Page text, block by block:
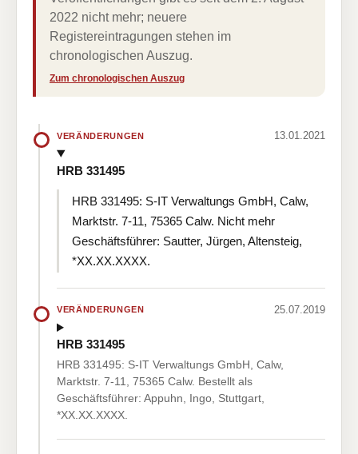
2022 nicht mehr; neuere
Registereintragungen stehen im
chronologischen Auszug.
Zum chronologischen Auszug
VERÄNDERUNGEN 13.01.2021
HRB 331495
HRB 331495: S-IT Verwaltungs GmbH, Calw,
Marktstr. 7-11, 75365 Calw. Nicht mehr
Geschäftsführer: Sautter, Jürgen, Altensteig,
*XX.XX.XXXX.
VERÄNDERUNGEN 25.07.2019
HRB 331495
HRB 331495: S-IT Verwaltungs GmbH, Calw,
Marktstr. 7-11, 75365 Calw. Bestellt als
Geschäftsführer: Appuhn, Ingo, Stuttgart,
*XX.XX.XXXX.